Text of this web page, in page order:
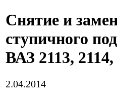
Снятие и
ступичного
ВАЗ 2113, 2114,
2.04.2014